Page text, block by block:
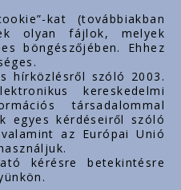
kat (továbbiakban
olyan fájlok, melyek
böngészőjében. Ehhez
hírközlésről szóló 2003.
kereskedelmi
társadalommal
egyes kérdéseiről szóló
az Európai Unió
kérésre betekintésre